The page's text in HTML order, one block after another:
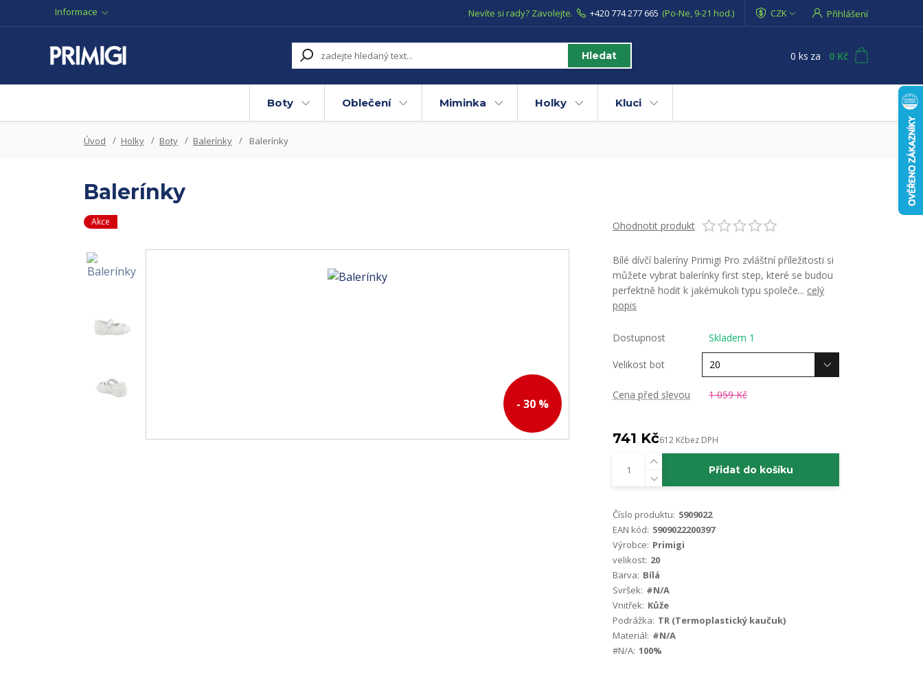
Informace CZK Přihlášení
Hledat
Nevíte si rady? Zavolejte. +420 774 277 665 (Po-Ne, 9-21 hod.)
0 ks za 0 Kč
Boty Oblečení Miminka Holky Kluci
Úvod Holky Boty Balerínky Balerínky
Balerínky
Akce
- 30 %
Ohodnotit produkt
Bílé dívčí baleríny Primigi Pro zvláštní příležitosti si
můžete vybrat balerínky first step, které se budou
perfektně hodit k jakémukoli typu společe... celý
popis
Dostupnost Skladem 1
Velikost bot
Cena před slevou 1 059 Kč
741 Kč612 Kčbez DPH
Přidat do košíku
Číslo produktu: 5909022
EAN kód: 5909022200397
Výrobce: Primigi
velikost: 20
Barva: Bílá
Svršek: #N/A
Vnitřek: Kůže
Podrážka: TR (Termoplastický kaučuk)
Materiál: #N/A
#N/A: 100%